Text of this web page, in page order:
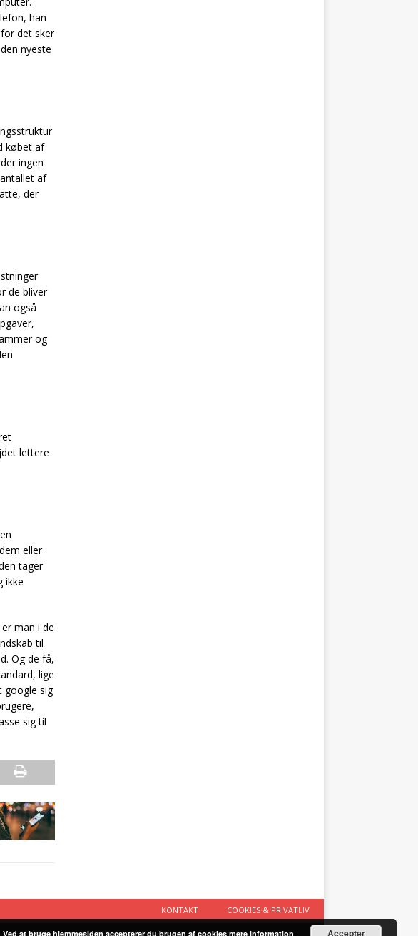
han
det sker
nyeste
købet af
ingen
af
der
de bliver
også
og
lettere
eller
tager
ikke
man i de
til
Og de få,
lige
google sig
sig til
KONTAKT COOKIES & PRIVATLIV
Ved at bruge hjemmesiden accepterer du brugen af cookies mere information Accepter